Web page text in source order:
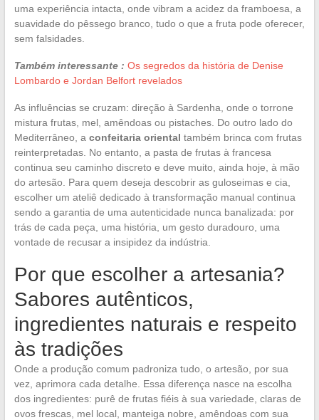
uma experiência intacta, onde vibram a acidez da framboesa, a
suavidade do pêssego branco, tudo o que a fruta pode oferecer,
sem falsidades.
Também interessante : Os segredos da história de Denise
Lombardo e Jordan Belfort revelados
As influências se cruzam: direção à Sardenha, onde o torrone
mistura frutas, mel, amêndoas ou pistaches. Do outro lado do
Mediterrâneo, a confeitaria oriental também brinca com frutas
reinterpretadas. No entanto, a pasta de frutas à francesa
continua seu caminho discreto e deve muito, ainda hoje, à mão
do artesão. Para quem deseja descobrir as guloseimas e cia,
escolher um ateliê dedicado à transformação manual continua
sendo a garantia de uma autenticidade nunca banalizada: por
trás de cada peça, uma história, um gesto duradouro, uma
vontade de recusar a insipidez da indústria.
Por que escolher a artesania?
Sabores autênticos,
ingredientes naturais e respeito
às tradições
Onde a produção comum padroniza tudo, o artesão, por sua
vez, aprimora cada detalhe. Essa diferença nasce na escolha
dos ingredientes: purê de frutas fiéis à sua variedade, claras de
ovos frescas, mel local, manteiga nobre, amêndoas com sua